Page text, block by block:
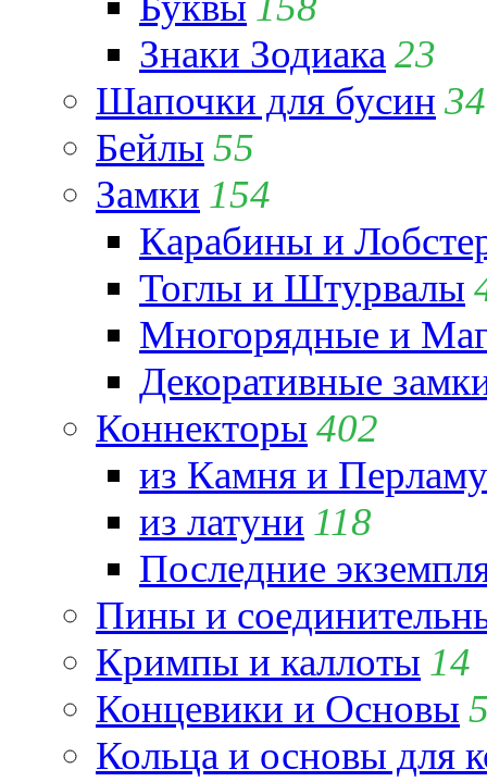
Знаки Зодиака 23
Шапочки для бусин 34
Бейлы 55
Замки 154
Карабины и
Тоглы и Штурвалы
Многорядные и
Декоративные
Коннекторы 402
из Камня и
из латуни 118
Последние
Пины и
Кримпы и каллоты 14
Концевики и Основы
Кольца и основы для